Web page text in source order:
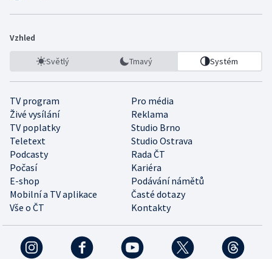
Vzhled
Světlý Tmavý Systém
TV program
Pro média
Živé vysílání
Reklama
TV poplatky
Studio Brno
Teletext
Studio Ostrava
Podcasty
Rada ČT
Počasí
Kariéra
E-shop
Podávání námětů
Mobilní a TV aplikace
Časté dotazy
Vše o ČT
Kontakty